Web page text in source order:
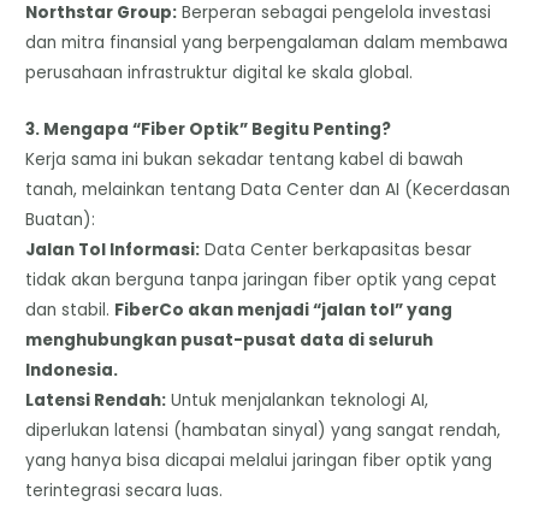
​Northstar Group: Berperan sebagai pengelola investasi
dan mitra finansial yang berpengalaman dalam membawa
perusahaan infrastruktur digital ke skala global.
​3. Mengapa “Fiber Optik” Begitu Penting?
​Kerja sama ini bukan sekadar tentang kabel di bawah
tanah, melainkan tentang Data Center dan AI (Kecerdasan
Buatan):
​Jalan Tol Informasi: Data Center berkapasitas besar
tidak akan berguna tanpa jaringan fiber optik yang cepat
dan stabil. FiberCo akan menjadi “jalan tol” yang
menghubungkan pusat-pusat data di seluruh
Indonesia.
​Latensi Rendah: Untuk menjalankan teknologi AI,
diperlukan latensi (hambatan sinyal) yang sangat rendah,
yang hanya bisa dicapai melalui jaringan fiber optik yang
terintegrasi secara luas.